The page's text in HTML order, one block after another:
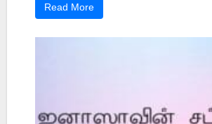
Read More